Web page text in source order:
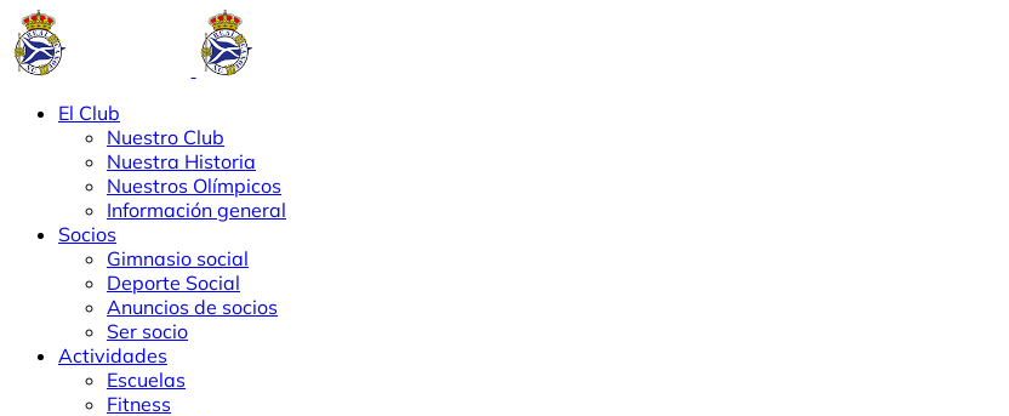
El Club
Nuestro Club
Nuestra Historia
Nuestros Olímpicos
Información general
Socios
Gimnasio social
Deporte Social
Anuncios de socios
Ser socio
Actividades
Escuelas
Fitness